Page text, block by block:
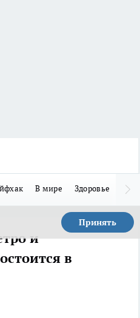
В мире Здоровье
Принять
и
в